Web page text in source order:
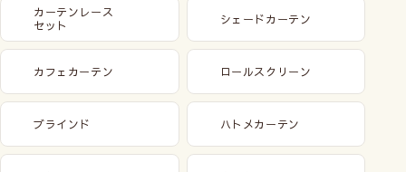
カーテンレース
セット
シェードカーテン
カフェカーテン ロールスクリーン
ブラインド ハトメカーテン